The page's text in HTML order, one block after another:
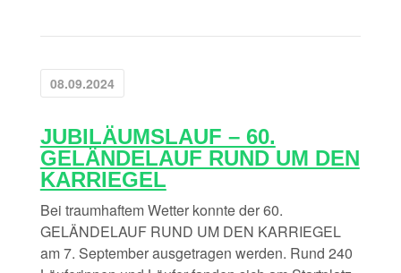
JUBILÄUMSLAUF – 60.
GELÄNDELAUF RUND UM DEN
KARRIEGEL
Bei traumhaftem Wetter konnte der 60.
GELÄNDELAUF RUND UM DEN KARRIEGEL
am 7. September ausgetragen werden. Rund 240
08.09.2024